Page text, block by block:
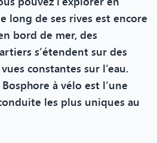
long de ses rives est encore
bord de mer, des
s’étendent sur des
constantes sur l’eau.
à vélo est l’une
les plus uniques au